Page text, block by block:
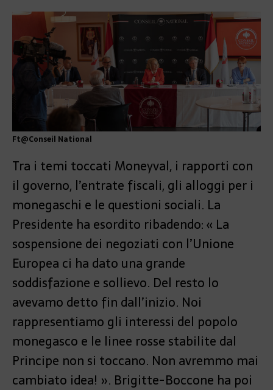
Ft@Conseil National
Tra i temi toccati Moneyval, i rapporti con
il governo, l’entrate fiscali, gli alloggi per i
monegaschi e le questioni sociali. La
Presidente ha esordito ribadendo: « La
sospensione dei negoziati con l’Unione
Europea ci ha dato una grande
soddisfazione e sollievo. Del resto lo
avevamo detto fin dall’inizio. Noi
rappresentiamo gli interessi del popolo
monegasco e le linee rosse stabilite dal
Principe non si toccano. Non avremmo mai
cambiato idea! ». Brigitte-Boccone ha poi